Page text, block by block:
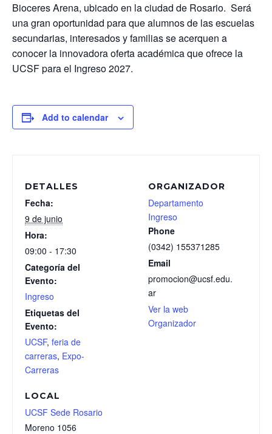
Bioceres Arena, ubicado en la ciudad de Rosario. Será
una gran oportunidad para que alumnos de las escuelas
secundarias, interesados y familias se acerquen a
conocer la innovadora oferta académica que ofrece la
UCSF para el Ingreso 2027.
Add to calendar
DETALLES
Fecha:
9 de junio
Hora:
09:00 - 17:30
Categoría del
Evento:
Ingreso
Etiquetas del
Evento:
UCSF, feria de
carreras, Expo-
Carreras
LOCAL
UCSF Sede Rosario
Moreno 1056
ORGANIZADOR
Departamento
Ingreso
Phone
(0342) 155371285
Email
promocion@ucsf.edu.
ar
Ver la web
Organizador